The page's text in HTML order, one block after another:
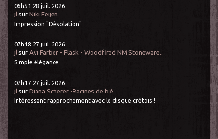
06h51 28 juil. 2026
jl surNiki Feijen
Impression "Désolation"
07h18 27 juil. 2026
jl surAvi Farber - Flask - Woodfired NM Stoneware...
Simple élégance
07h17 27 juil. 2026
jl surDiana Scherer -Racines de blé
Intéressant rapprochement avec le disque crétois !